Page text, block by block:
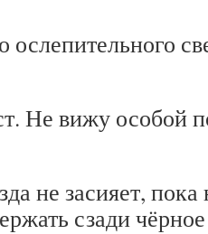
Не вижу особой
не засияет, пока
сзади